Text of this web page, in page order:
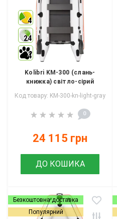
4
24
4
Kolibri KM-300 (слань-
книжка) світло-сірий
Код товару: KM-300-kn-light-gray
0
24 115 грн
ДО КОШИКА
Безкоштовна доставка
Популярний